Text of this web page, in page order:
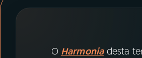
PRÊMIO RÁDIO MEC
O Harmoniadesta